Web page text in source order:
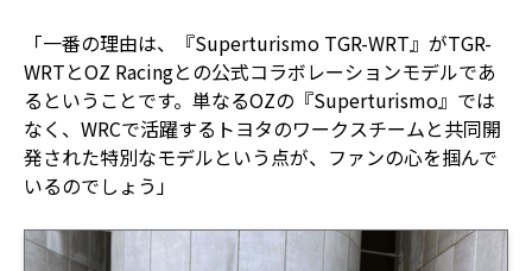
「一番の理由は、『Superturismo TGR-WRT』がTGR-
WRTとOZ Racingとの公式コラボレーションモデルであ
るということです。単なるOZの『Superturismo』では
なく、WRCで活躍するトヨタのワークスチームと共同開
発された特別なモデルという点が、ファンの心を掴んで
いるのでしょう」